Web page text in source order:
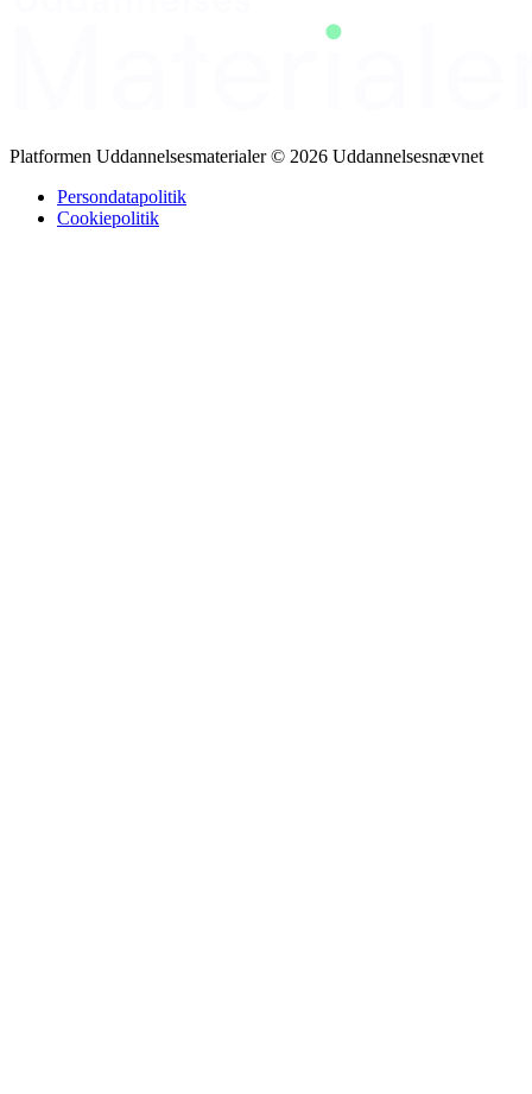
Platformen Uddannelsesmaterialer © 2026 Uddannelsesnævnet
Persondatapolitik
Cookiepolitik